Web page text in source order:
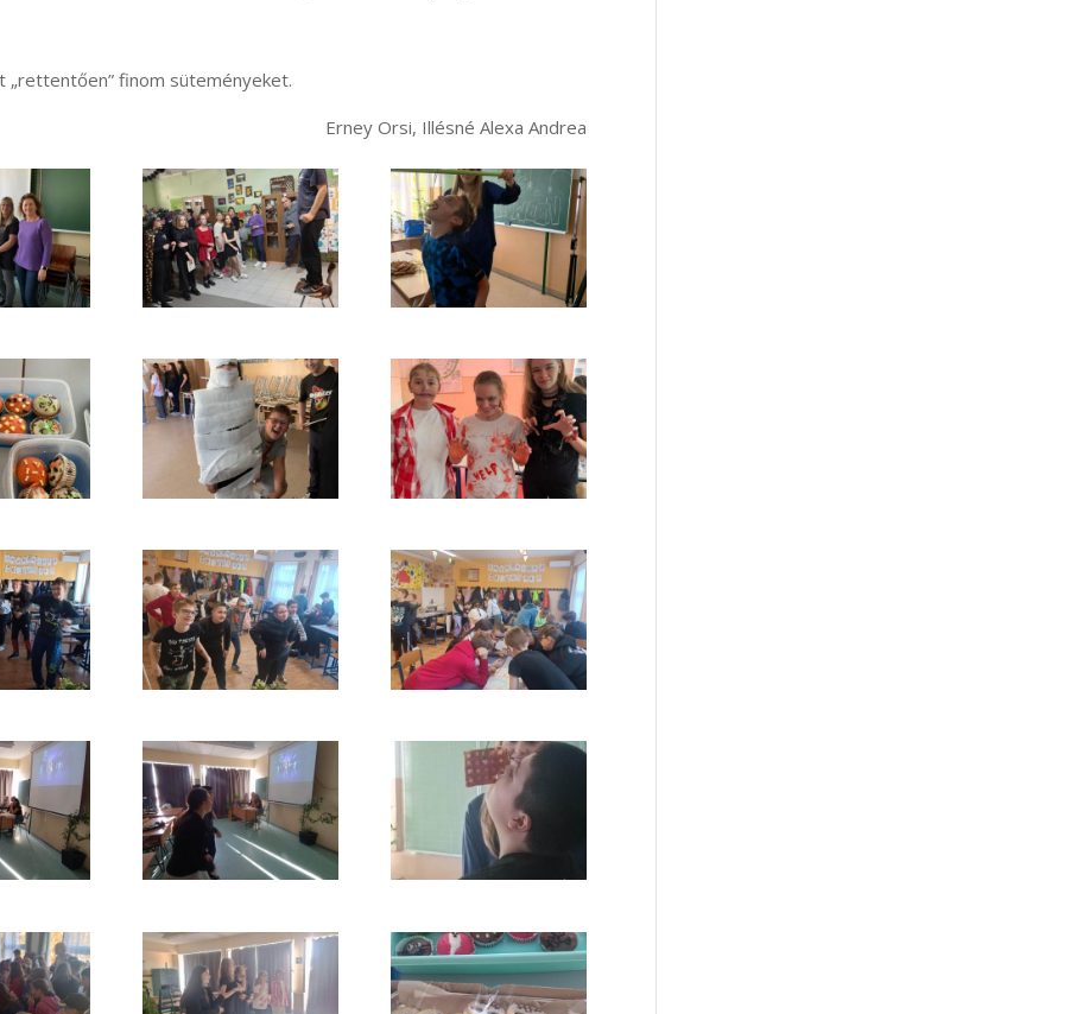
„rettentően” finom süteményeket.
Erney Orsi, Illésné Alexa Andrea